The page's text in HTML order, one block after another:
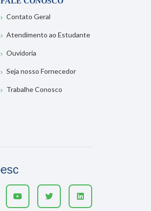
Contato Geral
Atendimento ao Estudante
Ouvidoria
Seja nosso Fornecedor
Trabalhe Conosco